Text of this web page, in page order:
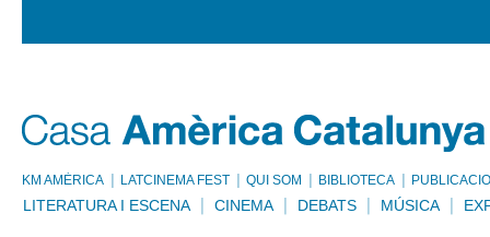
KM AMÈRICA LATCINEMA FEST QUI SOM BIBLIOTECA
LITERATURA I ESCENA CINEMA DEBATS MÚSICA